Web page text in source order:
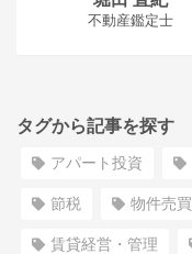
不動産鑑定士
タグから記事を探す
アパート投資
節税 物件売買
賃貸経営・管理